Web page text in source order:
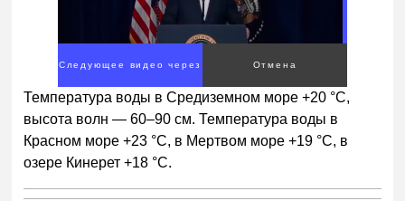
Следующее видео через
1
Отмена
Температура воды в Средиземном море +20 °С,
высота волн — 60–90 см. Температура воды в
Красном море +23 °С, в Мертвом море +19 °С, в
озере Кинерет +18 °С.